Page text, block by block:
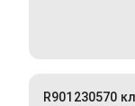
R901230570